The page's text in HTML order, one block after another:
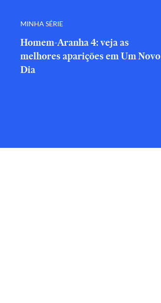
MINHA SÉRIE
Homem-Aranha 4: veja as
melhores aparições em Um Novo
Dia